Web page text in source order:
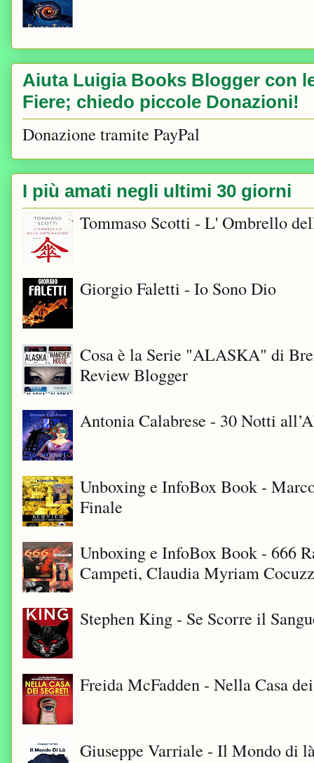
Aiuta Luigia Books Blogger con
Fiere; chiedo piccole Donazioni!
Donazione tramite PayPal
I più amati negli ultimi 30 giorni
Tommaso Scotti - L' Ombrello
Giorgio Faletti - Io Sono Dio
Cosa è la Serie "ALASKA" di
Review Blogger
Antonia Calabrese - 30 Notti
Unboxing e InfoBox Book -
Finale
Unboxing e InfoBox Book - 666
Campeti, Claudia Myriam
Stephen King - Se Scorre il
Freida McFadden - Nella Casa
Giuseppe Varriale - Il Mondo di